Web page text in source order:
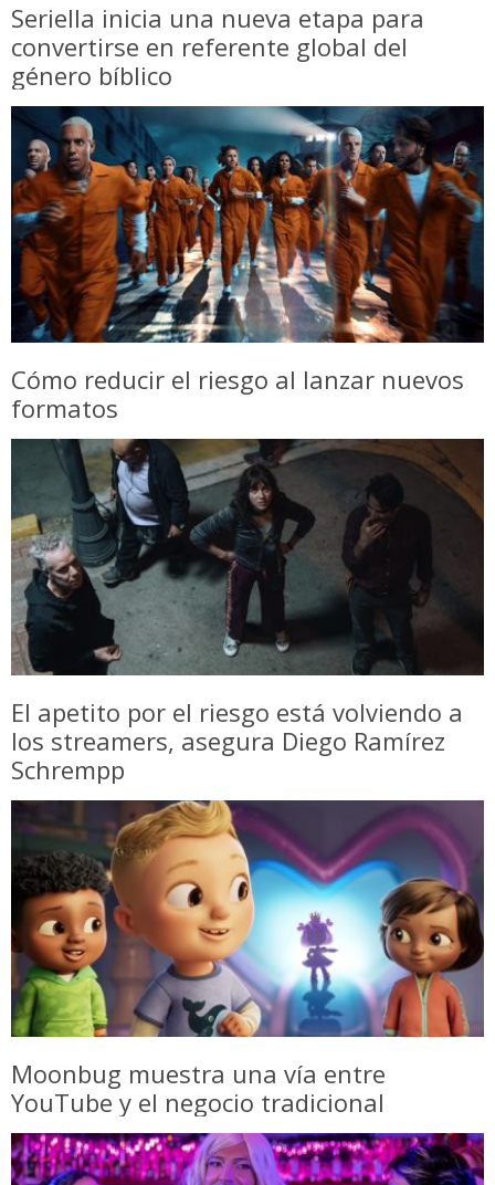
Seriella inicia una nueva etapa para
convertirse en referente global del
género bíblico
Cómo reducir el riesgo al lanzar nuevos
formatos
El apetito por el riesgo está volviendo a
los streamers, asegura Diego Ramírez
Schrempp
Moonbug muestra una vía entre
YouTube y el negocio tradicional